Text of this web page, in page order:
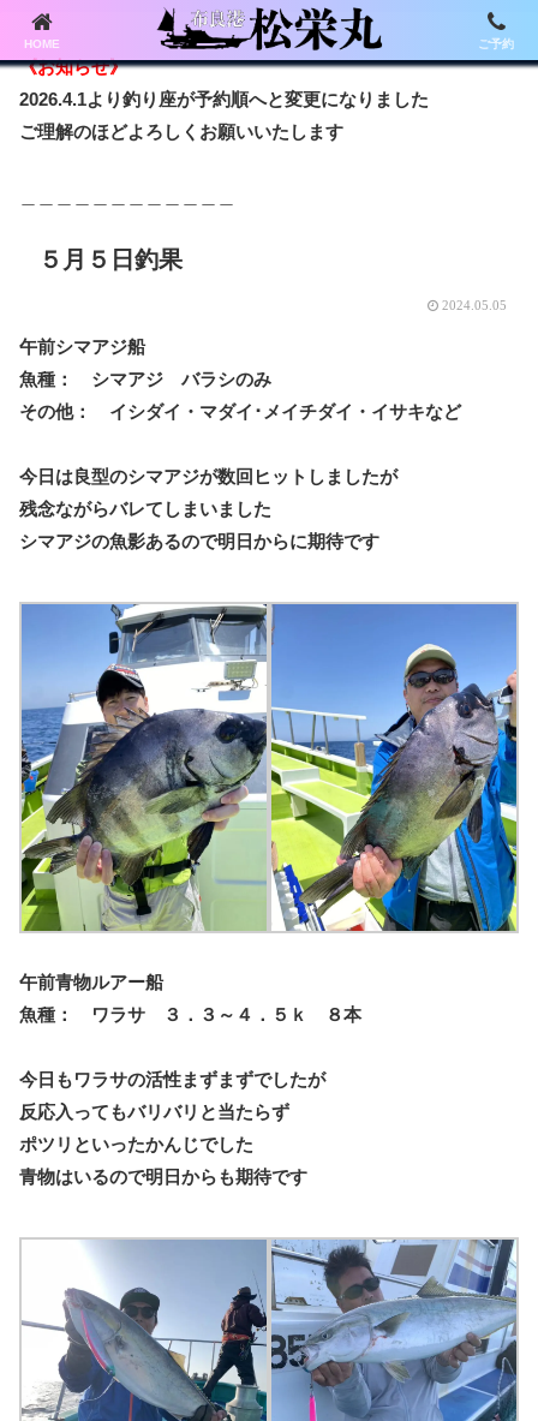
《お知らせ》
2026.4.1より釣り座が予約順へと変更になりました
ご理解のほどよろしくお願いいたします
５月５日釣果
2024.05.05
午前シマアジ船
魚種： シマアジ バラシのみ
その他： イシダイ・マダイ･メイチダイ・イサキなど
今日は良型のシマアジが数回ヒットしましたが
残念ながらバレてしまいました
シマアジの魚影あるので明日からに期待です
午前青物ルアー船
魚種： ワラサ ３．３～４．５ｋ ８本
今日もワラサの活性まずまずでしたが
反応入ってもバリバリと当たらず
ポツリといったかんじでした
青物はいるので明日からも期待です
HOME ご予約